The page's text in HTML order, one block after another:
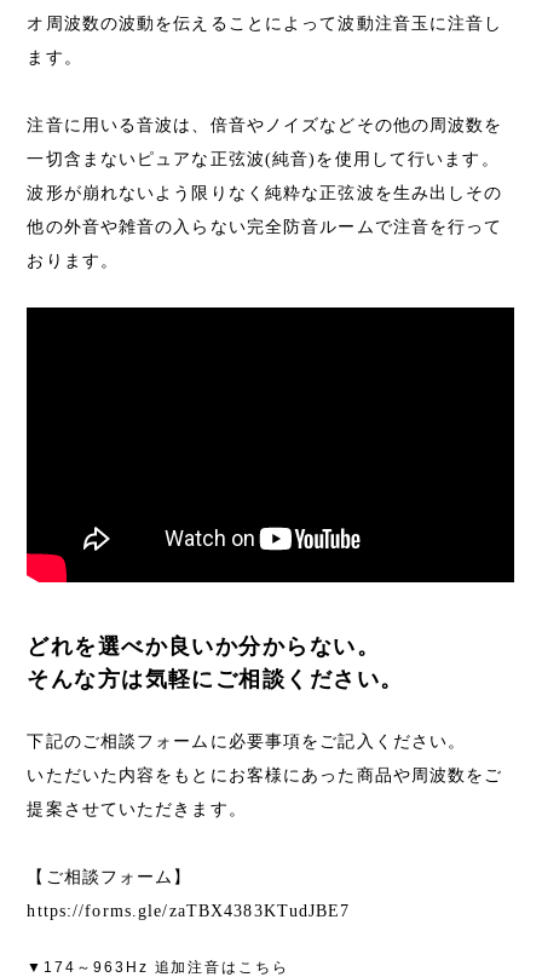
オ周波数の波動を伝えることによって波動注音玉に注音し
ます。
注音に用いる音波は、倍音やノイズなどその他の周波数を
一切含まないピュアな正弦波(純音)を使用して行います。
波形が崩れないよう限りなく純粋な正弦波を生み出しその
他の外音や雑音の入らない完全防音ルームで注音を行って
おります。
どれを選べか良いか分からない。
そんな方は気軽にご相談ください。
下記のご相談フォームに必要事項をご記入ください。
いただいた内容をもとにお客様にあった商品や周波数をご
提案させていただきます。
【ご相談フォーム】
https://forms.gle/zaTBX4383KTudJBE7
▼174～963Hz 追加注音はこちら